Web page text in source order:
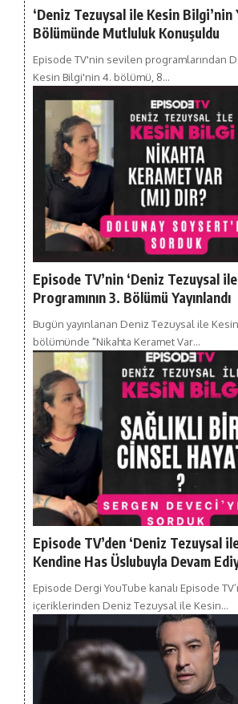
‘Deniz Tezuysal ile Kesin Bilgi’nin
Bölümünde Mutluluk Konuşuldu
Episode TV'nin sevilen programlarından
Kesin Bilgi'nin 4. bölümü, 8…
Episode TV’nin ‘Deniz Tezuysal
Programının 3. Bölümü Yayınlandı
Bugün yayınlanan Deniz Tezuysal ile
bölümünde "Nikahta Keramet Var…
Episode TV’den ‘Deniz Tezuysal
Kendine Has Üslubuyla Devam
Episode Dergi YouTube kanalı Episode
içeriklerinden Deniz Tezuysal ile Kesin…